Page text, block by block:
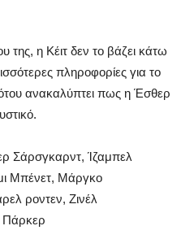
της, η Κέιτ δεν το βάζει κάτω
πληροφορίες για το
ανακαλύπτει πως η Έσθερ
Σάρσγκαρντ, Ίζαμπελ
Μπένετ, Μάργκο
ροντεν, Ζινέλ
Πάρκερ